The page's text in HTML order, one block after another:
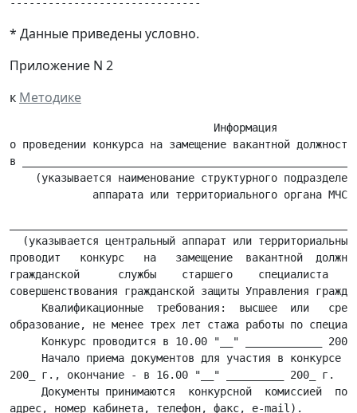
* Данные приведены условно.
Приложение N 2
к Методике
                                Информация
о проведении конкурса на замещение вакантной
в
(указывается наименование структурного
(указывается центральный аппарат или
проводит   конкурс   на   замещение  вакантной
гражданской      службы    старшего    специалиста
совершенствования гражданской защиты Управления
Квалификационные  требования:  высшее  или
образование, не менее трех лет стажа работы по
Конкурс проводится в 10.00 "__" ____________ 200_
Начало приема документов для участия в конкурсе
200_ г., окончание - в 16.00 "__" _________ 200_ г.
Документы принимаются  конкурсной  комиссией  по
адрес, номер кабинета, телефон, факс, e-mail).